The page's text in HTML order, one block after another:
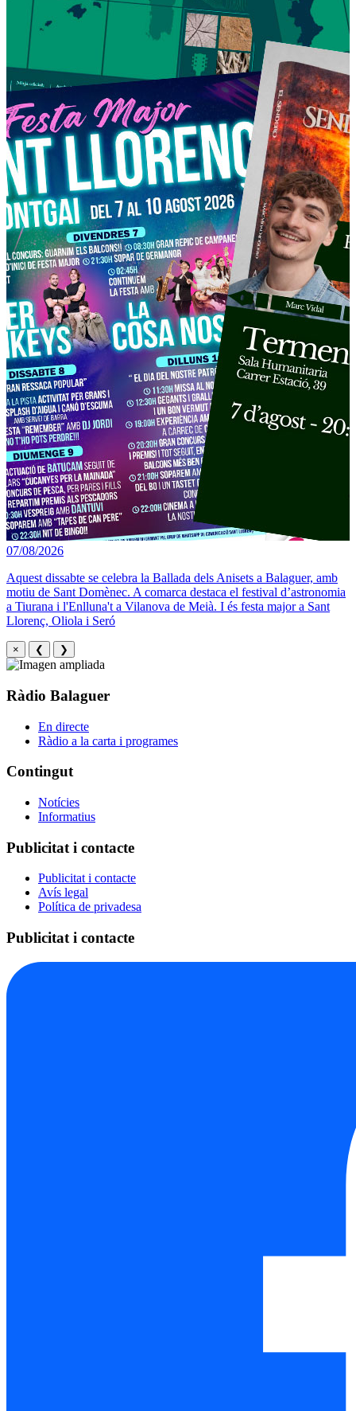
07/08/2026
Aquest dissabte se celebra la Ballada dels Anisets a Balaguer, amb
motiu de Sant Domènec. A comarca destaca el festival d’astronomia
a Tiurana i l'Enlluna't a Vilanova de Meià. I és festa major a Sant
Llorenç, Oliola i Seró
× ❮ ❯
Ràdio Balaguer
En directe
Ràdio a la carta i programes
Contingut
Notícies
Informatius
Publicitat i contacte
Publicitat i contacte
Avís legal
Política de privadesa
Publicitat i contacte